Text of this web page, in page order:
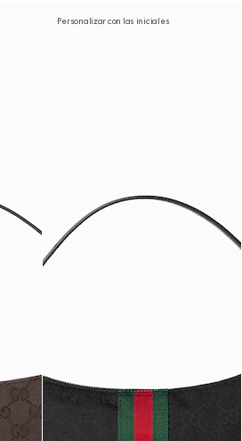
Personalizar con las iniciales